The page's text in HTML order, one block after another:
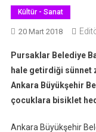
Kültür - Sanat
20 Mart 2018
Pursaklar Belediye
hale getirdiği sünnet
Ankara Büyükşehir
çocuklara bisiklet
Ankara Büyükşehir